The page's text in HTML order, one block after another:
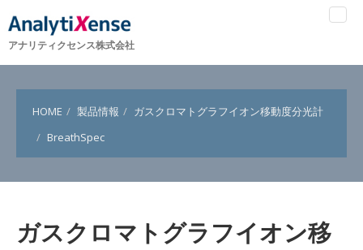
アナリティクセンス株式会社
HOME 製品情報
ガスクロマトグラフイオン移動度分光計
BreathSpec
ガスクロマトグラフイオン移